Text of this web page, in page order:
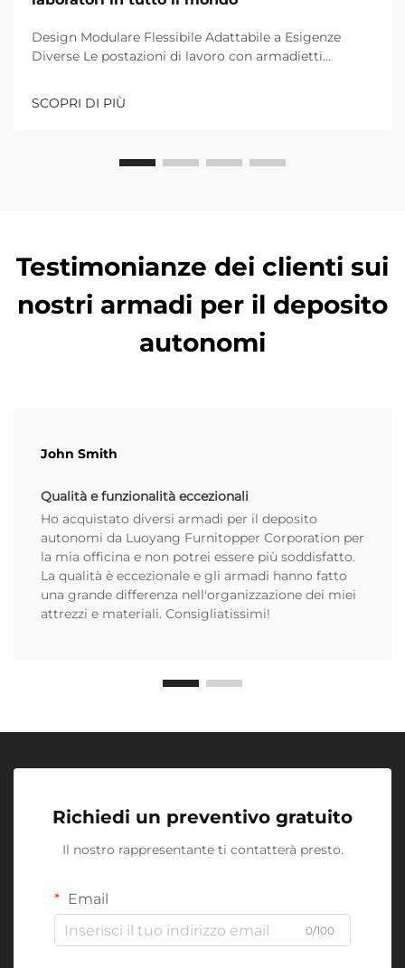
Design Modulare Flessibile Adattabile a Esigenze
Diverse Le postazioni di lavoro con armadietti
moderni, e il loro vantaggio principale risiede in
un'eccezionale flessibilità—una caratteristica
SCOPRI DI PIÙ
Testimonianze dei clienti sui
nostri armadi per il deposito
autonomi
John Smith
Qualità e funzionalità eccezionali
Ho acquistato diversi armadi per il deposito
autonomi da Luoyang Furnitopper Corporation per
la mia officina e non potrei essere più soddisfatto.
La qualità è eccezionale e gli armadi hanno fatto
una grande differenza nell'organizzazione dei miei
attrezzi e materiali. Consigliatissimi!
Richiedi un preventivo gratuito
Il nostro rappresentante ti contatterà presto.
Email
0/100